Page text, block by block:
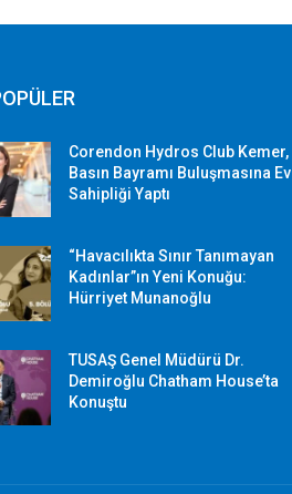
Corendon Hydros Club Kemer,
Basın Bayramı Buluşmasına Ev
Sahipliği Yaptı
“Havacılıkta Sınır Tanımayan
Kadınlar”ın Yeni Konuğu:
Hürriyet Munanoğlu
TUSAŞ Genel Müdürü Dr.
Demiroğlu Chatham House’ta
Konuştu